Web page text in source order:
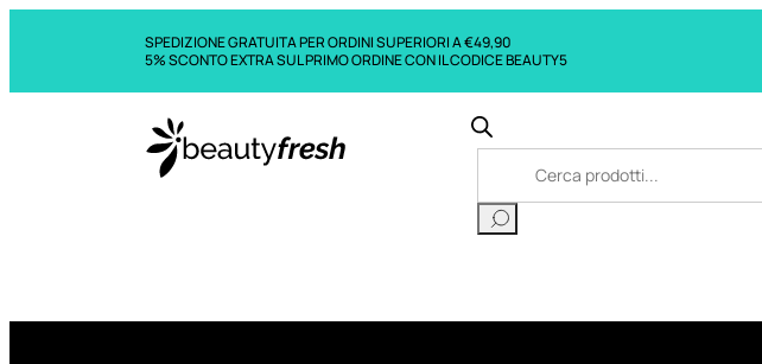
SPEDIZIONE GRATUITA PER ORDINI SUPERIORI A €49,90
5% SCONTO EXTRA SUL PRIMO ORDINE CON IL CODICE BEAUTY5